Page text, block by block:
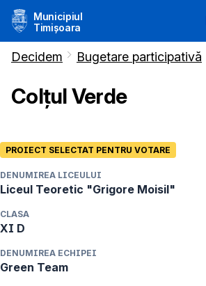
Municipiul
Timișoara
Decidem Bugetare participativă
Colțul Verde
PROIECT SELECTAT PENTRU VOTARE
DENUMIREA LICEULUI
Liceul Teoretic "Grigore Moisil"
CLASA
XI D
DENUMIREA ECHIPEI
Green Team